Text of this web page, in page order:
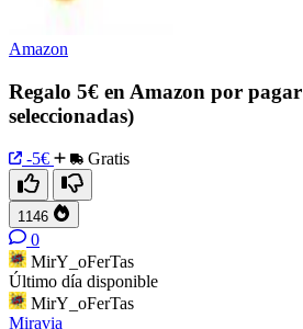
Amazon
Regalo 5€ en Amazon por
seleccionadas)
-5€ Gratis
1146
0
MirY_oFerTas
Último día disponible
MirY_oFerTas
Miravia